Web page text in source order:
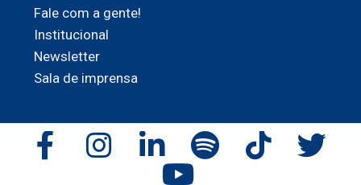
Fale com a gente!
Institucional
Newsletter
Sala de imprensa